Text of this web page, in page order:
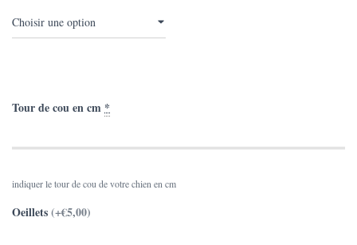
Tour de cou en cm *
indiquer le tour de cou de votre chien en cm
Oeillets(+€5,00)